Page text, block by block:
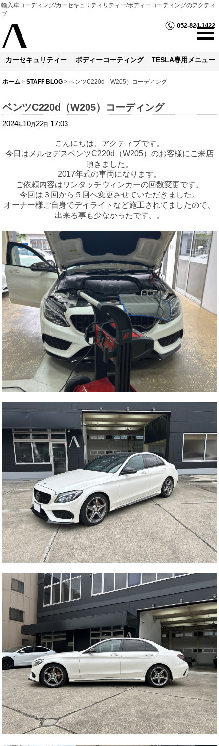
輸入車コーディング/カーセキュリティリティー/ボディーコーティングのアクティ
ブ
052-824-1422
カーセキュリティー ボディーコーティング TESLA専用メニュー
ホーム > STAFF BLOG > ベンツC220d（W205）コーディング
ベンツC220d（W205）コーディング
2024年10月 22日 17:03
こんにちは、アクティブです。
今日はメルセデスベンツC220d（W205）のお客様にご来店
頂きました。
2017年式の車両になります。
ご依頼内容はワンタッチウィンカーの回数変更です。
今回は３回から５回へ変更させていただきました。
オーナー様ご自身でデイライトなど施工されてましたので、
出来る事も少なかったです。。